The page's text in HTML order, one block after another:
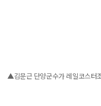
▲김문근 단양군수가 레일코스터